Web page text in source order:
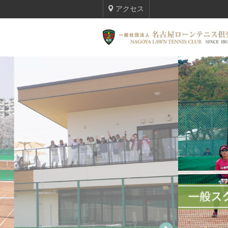
アクセス
テニススクール
トーナメント
入会・ビジターのご案内
名古屋ローンテニス倶楽部について
倶楽部会員 最新情報